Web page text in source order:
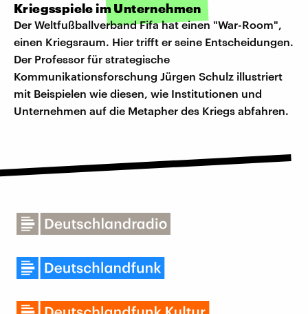
Kriegsspiele im Unternehmen
Der Weltfußballverband Fifa hat einen "War-Room",
einen Kriegsraum. Hier trifft er seine Entscheidungen.
Der Professor für strategische
Kommunikationsforschung Jürgen Schulz illustriert
mit Beispielen wie diesen, wie Institutionen und
Unternehmen auf die Metapher des Kriegs abfahren.